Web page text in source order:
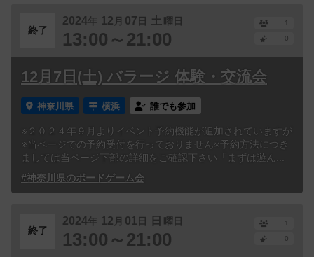
終了
2024年 12 月 07 日 土 曜日
13:00～21:00
1
0
12月7日(土) バラージ 体験・交流会
神奈川県 横浜 誰でも参加
※２０２４年９月よりイベント予約機能が追加されていますが
※当ページでの予約受付を行っておりません※予約方法につき
ましては当ページ下部の詳細をご確認下さい「まずは遊ん...
#神奈川県のボードゲーム会
終了
2024年 12 月 01 日 日 曜日
13:00～21:00
1
0